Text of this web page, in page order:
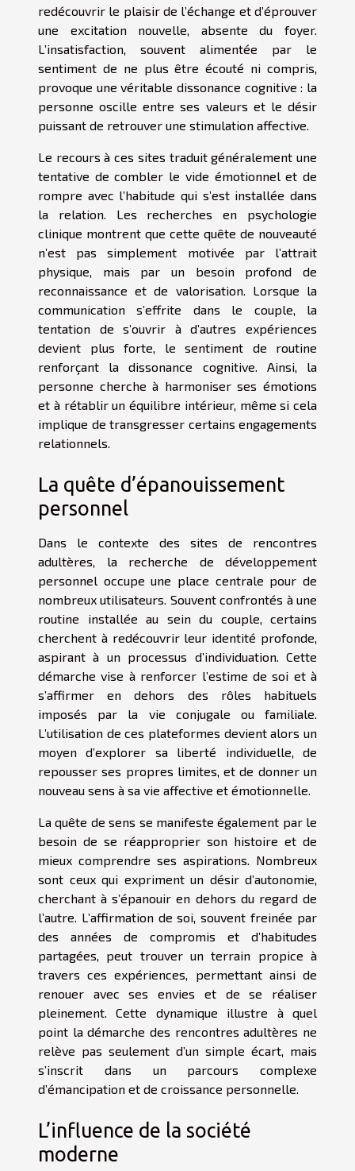
redécouvrir le plaisir de l’échange et d’éprouver
une excitation nouvelle, absente du foyer.
L’insatisfaction, souvent alimentée par le
sentiment de ne plus être écouté ni compris,
provoque une véritable dissonance cognitive : la
personne oscille entre ses valeurs et le désir
puissant de retrouver une stimulation affective.
Le recours à ces sites traduit généralement une
tentative de combler le vide émotionnel et de
rompre avec l’habitude qui s’est installée dans
la relation. Les recherches en psychologie
clinique montrent que cette quête de nouveauté
n’est pas simplement motivée par l’attrait
physique, mais par un besoin profond de
reconnaissance et de valorisation. Lorsque la
communication s’effrite dans le couple, la
tentation de s’ouvrir à d’autres expériences
devient plus forte, le sentiment de routine
renforçant la dissonance cognitive. Ainsi, la
personne cherche à harmoniser ses émotions
et à rétablir un équilibre intérieur, même si cela
implique de transgresser certains engagements
relationnels.
La quête d’épanouissement
personnel
Dans le contexte des sites de rencontres
adultères, la recherche de développement
personnel occupe une place centrale pour de
nombreux utilisateurs. Souvent confrontés à une
routine installée au sein du couple, certains
cherchent à redécouvrir leur identité profonde,
aspirant à un processus d’individuation. Cette
démarche vise à renforcer l’estime de soi et à
s’affirmer en dehors des rôles habituels
imposés par la vie conjugale ou familiale.
L’utilisation de ces plateformes devient alors un
moyen d’explorer sa liberté individuelle, de
repousser ses propres limites, et de donner un
nouveau sens à sa vie affective et émotionnelle.
La quête de sens se manifeste également par le
besoin de se réapproprier son histoire et de
mieux comprendre ses aspirations. Nombreux
sont ceux qui expriment un désir d’autonomie,
cherchant à s’épanouir en dehors du regard de
l’autre. L’affirmation de soi, souvent freinée par
des années de compromis et d’habitudes
partagées, peut trouver un terrain propice à
travers ces expériences, permettant ainsi de
renouer avec ses envies et de se réaliser
pleinement. Cette dynamique illustre à quel
point la démarche des rencontres adultères ne
relève pas seulement d’un simple écart, mais
s’inscrit dans un parcours complexe
d’émancipation et de croissance personnelle.
L’influence de la société
moderne